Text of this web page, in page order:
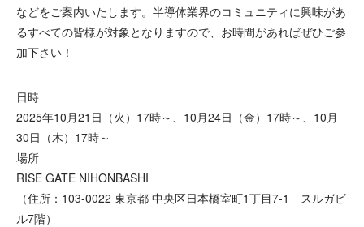
などをご案内いたします。半導体業界のコミュニティに興味があ
るすべての皆様が対象となりますので、お時間があればぜひご参
加下さい！
日時
2025年10月21日（火）17時～、10月24日（金）17時～、10月
30日（木）17時～
場所
RISE GATE NIHONBASHI
（住所：103-0022 東京都 中央区日本橋室町1丁目7-1 スルガビ
ル7階）